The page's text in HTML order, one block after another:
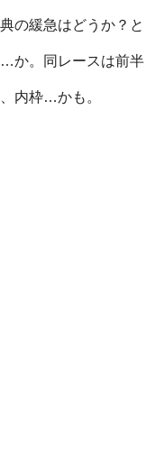
の緩急はどうか？と
か。同レースは前半
内枠…かも。